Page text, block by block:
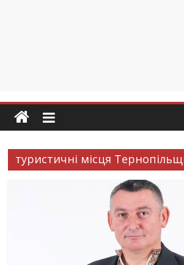
туристичні місця